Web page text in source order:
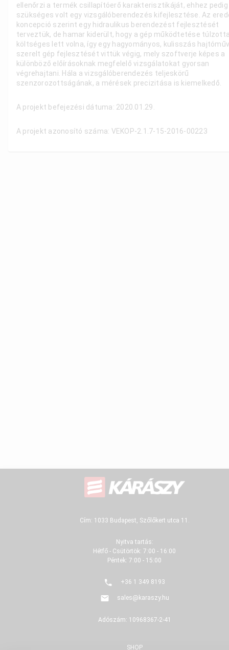
ellenőrzi a termék csillapítóerő karakterisztikáját, ehhez pedig
szükséges volt egy vizsgálóberendezés kifejlesztése. Az
koncepció szerint egy hidraulikus berendezést fejlesztését
terveztük, de hamar kiderült, hogy a gép működtetése
költséges lett volna, így egy hagyományos, kulisszás
szerelt gép fejlesztését vittük végig, mely szoftverje képes a
különböző előírásoknak megfelelő vizsgálatokat gyorsan
végrehajtani. Hála a vizsgálóberendezés teljeskörű
szenzorozottságának, a mérések precizitása is kiemelkedő.
A projekt befejezési dátuma: 2020.01.29.
A projekt azonosító száma: VEKOP-2.1.7-15-2016-00223
Cím: 1033 Budapest, Szőlőkert utca 11.
Nyitva tartás:
Hétfő - Csütörtök: 7:00 - 16:00
Péntek: 7:00 - 15:00
+36 1 349 8193
sales@karaszy.hu
Adószám: 10968367-2-41
SHOP